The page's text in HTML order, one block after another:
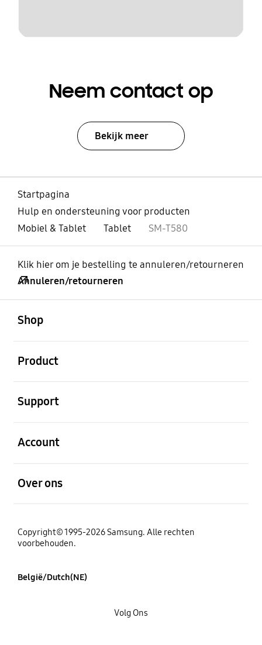
Neem contact op
Bekijk meer
Startpagina
Hulp en ondersteuning voor producten
Mobiel & Tablet
Tablet SM-T580
Klik hier om je bestelling te annuleren/retourneren
Annuleren/retourneren
Shop
Product
Support
Account
Over ons
Copyright© 1995-2026 Samsung. Alle rechten
voorbehouden.
België/Dutch(NE)
Volg Ons